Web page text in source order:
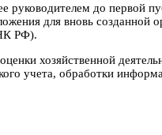
руководителем до первой
для вновь созданной
РФ).
хозяйственной
учета, обработки